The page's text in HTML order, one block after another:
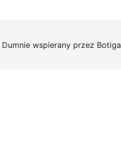
wspierany przez Botiga